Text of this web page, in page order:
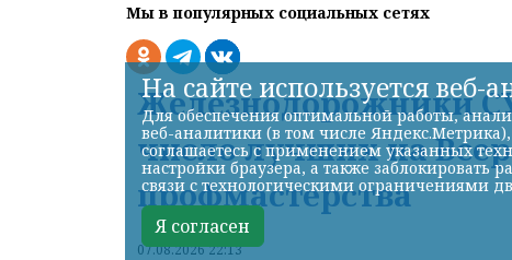
Мы в популярных социальных сетях
Железнодорожники
число лучших на
профмастерства
07.08.2026 22:13
На сайте используется веб-
Для обеспечения оптимальной работы,
веб-аналитики (в том числе
соглашаетесь с применением указанных
настройки браузера, а также
связи с технологическими ограничениями
Я согласен